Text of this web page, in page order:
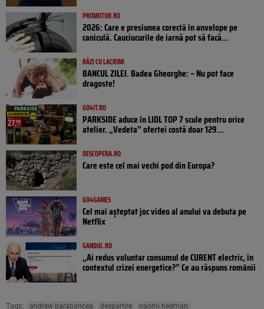
PROMOTOR.RO
2026: Care e presiunea corectă în anvelope pe
caniculă. Cauciucurile de iarnă pot să facă...
RÂZI CU LACRIMI
BANCUL ZILEI. Badea Gheorghe: – Nu pot face
dragoste!
GO4IT.RO
PARKSIDE aduce în LIDL TOP 7 scule pentru orice
atelier. „Vedeta” ofertei costă doar 129...
DESCOPERA.RO
Care este cel mai vechi pod din Europa?
GO4GAMES
Cel mai așteptat joc video al anului va debuta pe
Netflix
GANDUL.RO
„Ai redus voluntar consumul de CURENT electric, în
contextul crizei energetice?” Ce au răspuns românii
Tags: andrew barabancea despartire naomi hedman